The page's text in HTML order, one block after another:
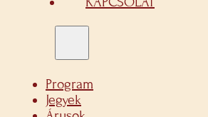
Program
Jegyek